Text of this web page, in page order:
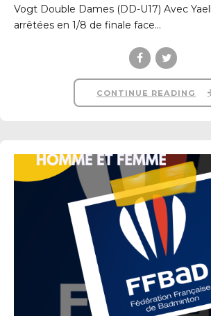
Vogt Double Dames (DD-U17) Avec
arrêtées en 1/8 de finale face...
CONTINUE READING